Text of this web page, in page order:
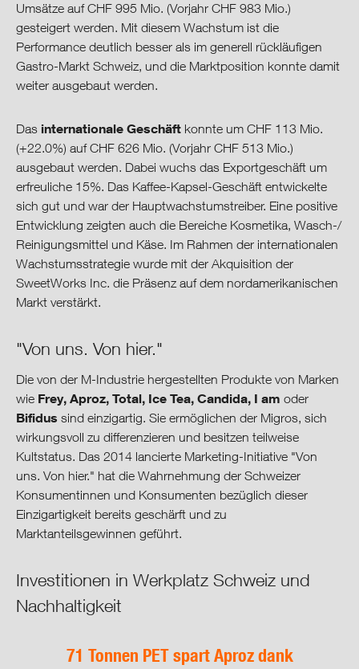
Umsätze auf CHF 995 Mio. (Vorjahr CHF 983 Mio.)
gesteigert werden. Mit diesem Wachstum ist die
Performance deutlich besser als im generell rückläufigen
Gastro-Markt Schweiz, und die Marktposition konnte damit
weiter ausgebaut werden.
Das internationale Geschäft konnte um CHF 113 Mio.
(+22.0%) auf CHF 626 Mio. (Vorjahr CHF 513 Mio.)
ausgebaut werden. Dabei wuchs das Exportgeschäft um
erfreuliche 15%. Das Kaffee-Kapsel-Geschäft entwickelte
sich gut und war der Hauptwachstumstreiber. Eine positive
Entwicklung zeigten auch die Bereiche Kosmetika, Wasch-/
Reinigungsmittel und Käse. Im Rahmen der internationalen
Wachstumsstrategie wurde mit der Akquisition der
SweetWorks Inc. die Präsenz auf dem nordamerikanischen
Markt verstärkt.
"Von uns. Von hier."
Die von der M-Industrie hergestellten Produkte von Marken
wie Frey, Aproz, Total, Ice Tea, Candida, I am oder
Bifidus sind einzigartig. Sie ermöglichen der Migros, sich
wirkungsvoll zu differenzieren und besitzen teilweise
Kultstatus. Das 2014 lancierte Marketing-Initiative "Von
uns. Von hier." hat die Wahrnehmung der Schweizer
Konsumentinnen und Konsumenten bezüglich dieser
Einzigartigkeit bereits geschärft und zu
Marktanteilsgewinnen geführt.
Investitionen in Werkplatz Schweiz und
Nachhaltigkeit
71 Tonnen PET spart Aproz dank